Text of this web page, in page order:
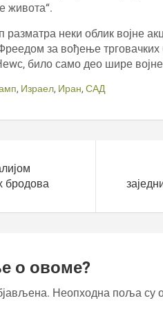
живота“.
неки облик војне
за вођење
било само део шире војне
, Израел, Иран, САД
бродова
о овоме?
Неопходна поља су